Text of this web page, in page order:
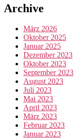
Archive
März 2026
Oktober 2025
Januar 2025
Dezember 2023
Oktober 2023
September 2023
August 2023
Juli 2023
Mai 2023
April 2023
März 2023
Februar 2023
Januar 2023